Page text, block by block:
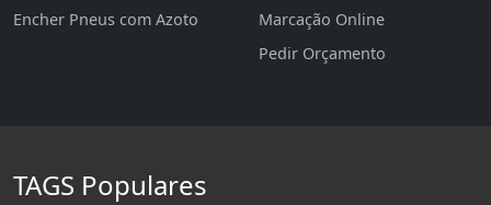
Encher Pneus com Azoto
Marcação Online
Pedir Orçamento
TAGS Populares